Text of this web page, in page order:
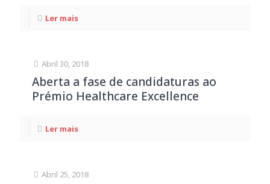
Ler mais
Abril 30, 2018
Aberta a fase de candidaturas ao
Prémio Healthcare Excellence
Ler mais
Abril 25, 2018